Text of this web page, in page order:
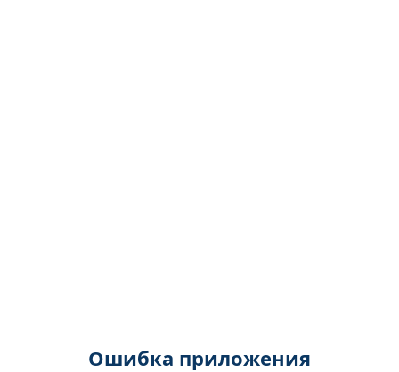
Ошибка приложения